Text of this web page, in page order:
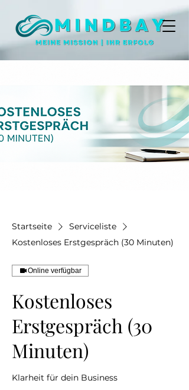
Startseite
Serviceliste
Kostenloses Erstgespräch (30 Minuten)
Online verfügbar
Kostenloses
Erstgespräch (30
Minuten)
Klarheit für dein Business